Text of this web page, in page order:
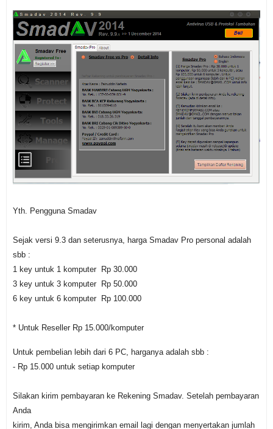
Yth. Pengguna Smadav
Sejak versi 9.3 dan seterusnya, harga Smadav Pro personal adalah
sbb :
1 key untuk 1 komputer Rp 30.000
3 key untuk 3 komputer Rp 50.000
6 key untuk 6 komputer Rp 100.000
* Untuk Reseller Rp 15.000/komputer
Untuk pembelian lebih dari 6 PC, harganya adalah sbb :
- Rp 15.000 untuk setiap komputer
Silakan kirim pembayaran ke Rekening Smadav. Setelah pembayaran
Anda
kirim, Anda bisa mengirimkan email lagi dengan menyertakan jumlah